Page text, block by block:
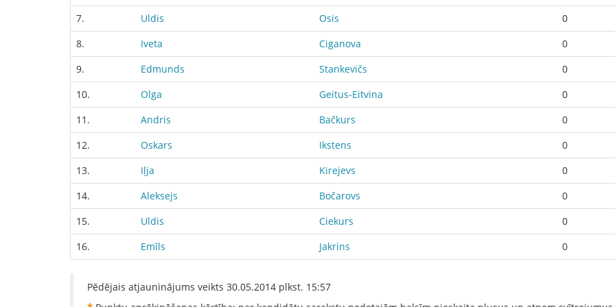
7.
Uldis Osis 0
8.
Iveta Ciganova 0
9.
Edmunds Stankevičs 0
10.
Olga Geitus-Eitvina 0
11.
Andris Bačkurs 0
12.
Oskars Ikstens 0
13.
Iļja Kirejevs 0
14.
Aleksejs Bočarovs 0
15.
Uldis Ciekurs 0
16.
Emīls Jakrins 0
Pēdējais atjauninājums veikts 30.05.2014 plkst. 15:57